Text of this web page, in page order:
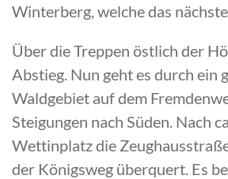
Winterberg, welche das
Über die Treppen östlich der
Abstieg. Nun geht es durch ein
Waldgebiet auf dem
Steigungen nach Süden. Nach
Wettinplatz die
der Königsweg überquert. Es